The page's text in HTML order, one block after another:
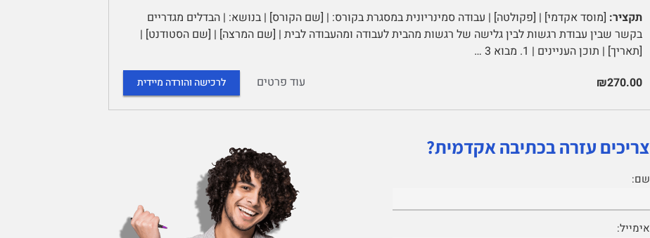
תקציר: [מוסד אקדמי] | [פקולטה] | עבודה סמינריונית במסגרת בקורס: | [שם הקורס] | בנושא: | הבדלים מגדריים
בקשר שבין עבודת רגשות לבין גלישה של רגשות מהבית לעבודה ומהעבודה לבית | [שם המרצה] | [שם הסטודנט] |
[תאריך] | תוכן העניינים | 1. מבוא 3 …
₪270.00
עוד פרטים לרכישה והורדה מיידית
צריכים עזרה בכתיבה אקדמית?
שם:
אימייל: